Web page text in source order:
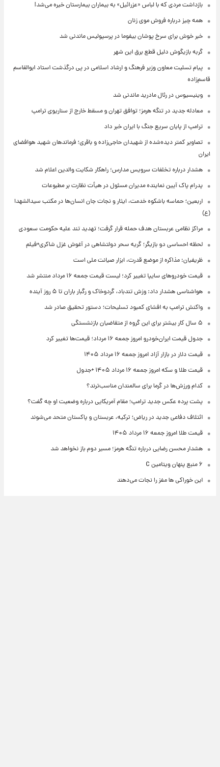
بازداشت مردی که با لباس «عزرائیل» به بیماران بیمارستان خیره می‌شد!
همه چیز درباره فروش موی زنان
خبر خوش برای سرخ پوشان بیفوما در پرسپولیس ماندنی شد
گربه بازیگوش دلیل قطع برق این شهر
پیام تسلیت معاون وزیر فرهنگ و ارشاد اسلامی در پی درگذشت استاد ابوالقاسم
قاسم‌زاده
وینیسیوس در رئال مادرید ماندنی شد
معادله جدید در تنگه هرمز؛ توافق تهران و مسقط خارج از سناریوی ترامپ
ترامپ از پایان سریع جنگ با ایران خبر داد
تصاویر کمتر دیده‌شده از شهیدان حاجی‌زاده و باقری؛ فرماندهان شهید هوافضای
ایران
هشدار درباره تخلفات سرویس مدارس؛ راهکار شکایت والدین اعلام شد
پدرام پاک آیین نماینده مدیران مسئول در هیأت نظارت بر مطبوعات
اربعین؛ حماسه باشکوه خدمت، ایثار و نجات جان انسان‌ها در مکتب سیدالشهدا
(ع)
مراکز نظامی عربستان هدف حمله قرار گرفت؛ تهدید تند علیه حکومت سعودی
لحظه احساسی دو بازیگر؛ گریه سحر دولتشاهی در آغوش غزل شاکری+فیلم
ظریفیان: مذاکره از موضع قدرت، ابزار صیانت ملی است
قیمت خودروهای سایپا تغییر کرد؛ لیست قیمت جمعه ۱۶ مرداد منتشر شد
هواشناسی هشدار داد: وزش تندباد، گردوخاک و رگبار باران تا ۵ روز آینده
واکنش ترامپ به افشای کمبود تسلیحات؛ دستور تحقیق صادر شد
۵ سال کار بیشتر برای این گروه از متقاضیان بازنشستگی
جدول قیمت ایران‌خودرو امروز جمعه ۱۶ مرداد؛ قیمت‌ها تغییر کرد
قیمت دلار در بازار آزاد امروز جمعه ۱۶ مرداد ۱۴۰۵
قیمت طلا و سکه امروز جمعه ۱۶ مرداد ۱۴۰۵ +جدول
کدام ورزش‌ها در گرما برای سالمندان مناسب‌ترند؟
پشت پرده عکس جدید ترامپ؛ مقام آمریکایی درباره وضعیت او چه گفت؟
ائتلاف دفاعی جدید در ریاض؛ ترکیه، عربستان و پاکستان متحد می‌شوند
قیمت طلا امروز جمعه ۱۶ مرداد ۱۴۰۵
هشدار محسن رضایی درباره تنگه هرمز؛ مسیر دوم باز نخواهد شد
۶ منبع پنهان ویتامین C
این خوراکی ها مغز را نجات می‌دهند